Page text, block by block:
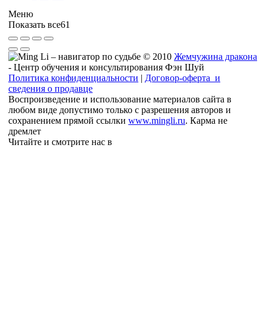
Меню
Показать все61
© 2010 Жемчужина дракона
- Центр обучения и консультирования Фэн Шуй
Политика конфиденциальности | Договор-оферта и
сведения о продавце
Воспроизведение и использование материалов сайта в
любом виде допустимо только с разрешения авторов и
сохранением прямой ссылки www.mingli.ru. Карма не
дремлет
Читайте и смотрите нас в